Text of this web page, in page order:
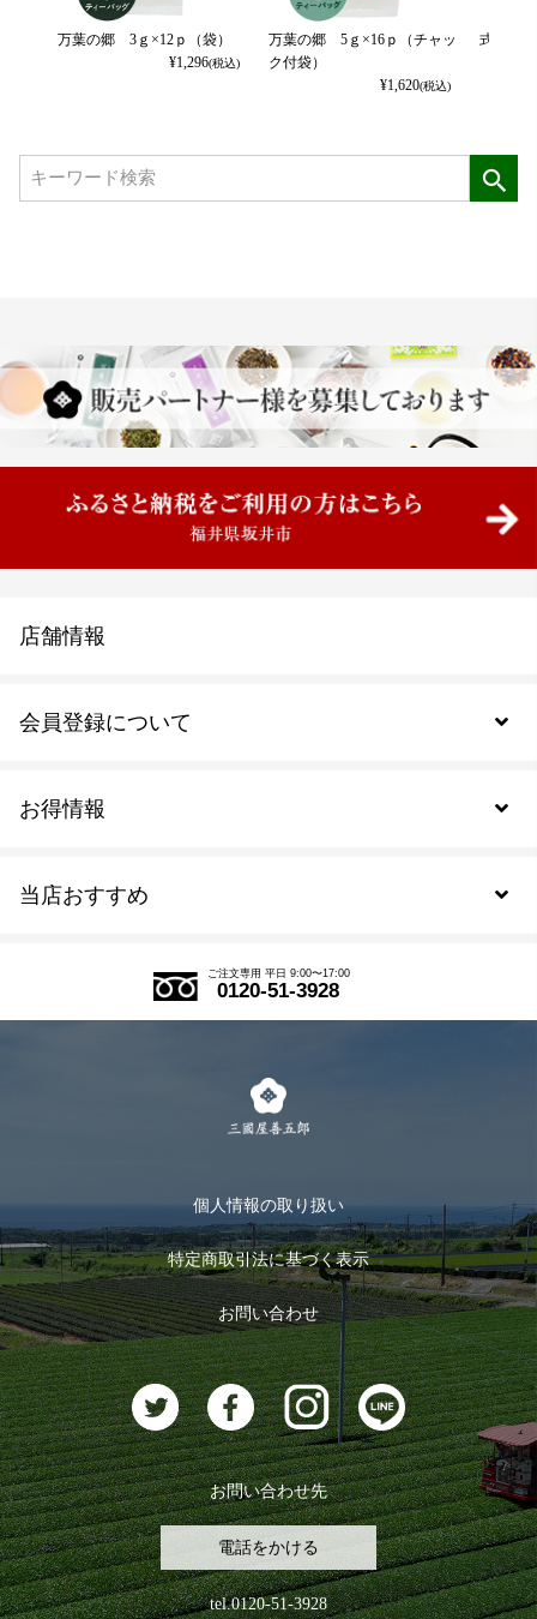
万葉の郷 3ｇ×12ｐ（袋）
¥1,296(税込)
万葉の郷 5ｇ×16ｐ（チャッ
ク付袋）
¥1,620(税込)
式部の
当店おすすめ
式部の香りシリーズ
お茶のギフト
おすすめのお茶
お茶に合うスイーツ
お得情報
会員登録について
会員規約について
ログイン
ログアウト
店舗情報
ご注文専用 平日 9:00〜17:00
0120-51-3928
個人情報の取り扱い
特定商取引法に基づく表示
お問い合わせ
お問い合わせ先
電話をかける
tel.0120-51-3928